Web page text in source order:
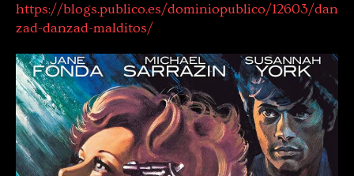
https://blogs.publico.es/dominiopublico/12603/dan
zad-danzad-malditos/